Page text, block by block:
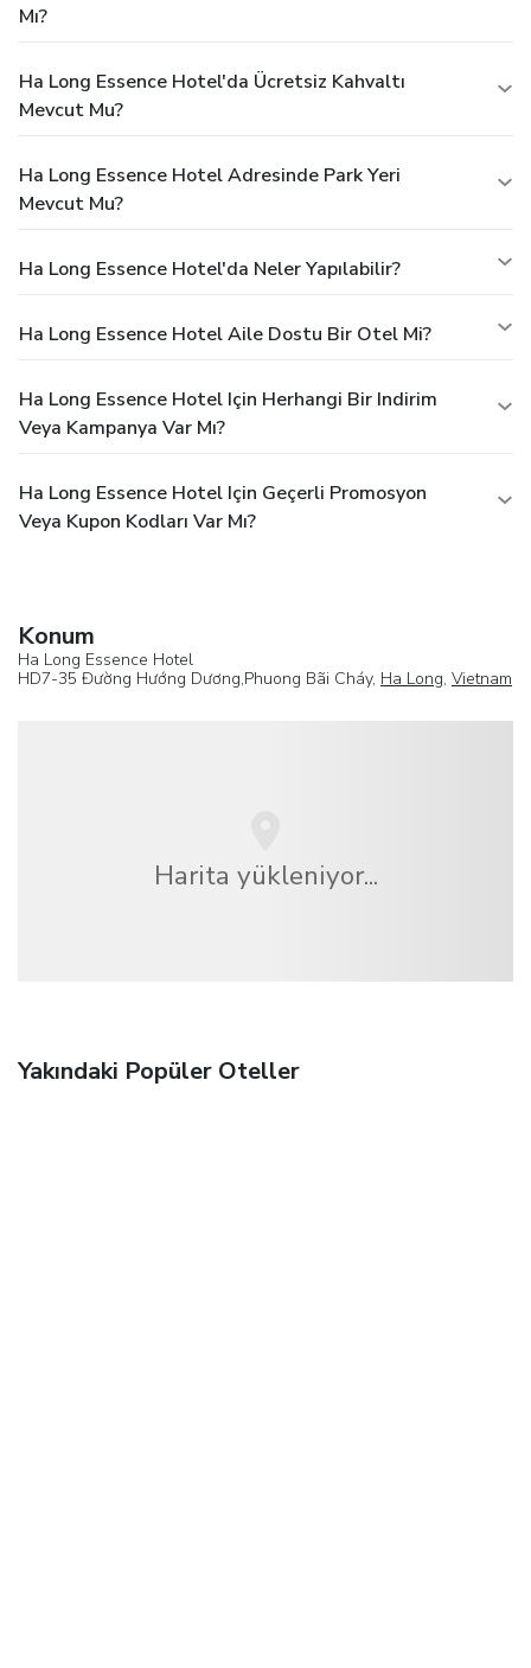
Mı?
Ha Long Essence Hotel'da Ücretsiz Kahvaltı
Mevcut Mu?
Ha Long Essence Hotel Adresinde Park Yeri
Mevcut Mu?
Ha Long Essence Hotel'da Neler Yapılabilir?
Ha Long Essence Hotel Aile Dostu Bir Otel Mi?
Ha Long Essence Hotel Için Herhangi Bir Indirim
Veya Kampanya Var Mı?
Ha Long Essence Hotel Için Geçerli Promosyon
Veya Kupon Kodları Var Mı?
Konum
Ha Long Essence Hotel
HD7-35 Đường Hướng Dương,Phuong Bãi Cháy, Ha Long, Vietnam
Harita yükleniyor...
Yakındaki Popüler Oteller